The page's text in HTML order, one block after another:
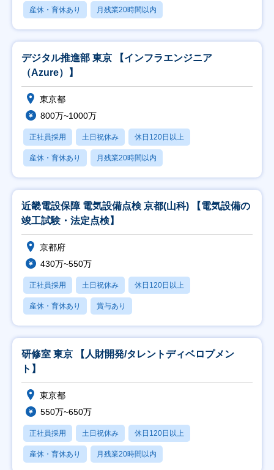
産休・育休あり 月残業20時間以内
デジタル推進部 東京 【インフラエンジニア
（Azure）】
東京都
800万~1000万
正社員採用 土日祝休み 休日120日以上
産休・育休あり 月残業20時間以内
近畿電設保障 電気設備点検 京都(山科) 【電気設備の
竣工試験・法定点検】
京都府
430万~550万
正社員採用 土日祝休み 休日120日以上
産休・育休あり 賞与あり
研修室 東京 【人財開発/タレントディベロプメン
ト】
東京都
550万~650万
正社員採用 土日祝休み 休日120日以上
産休・育休あり 月残業20時間以内